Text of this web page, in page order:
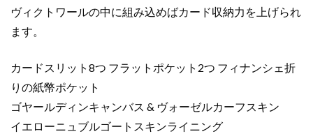
ヴィクトワールの中に組み込めばカード収納力を上げられ
ます。
カードスリット8つ フラットポケット2つ フィナンシェ折
りの紙幣ポケット
ゴヤールディンキャンバス & ヴォーゼルカーフスキン
イエローニュブルゴートスキンライニング